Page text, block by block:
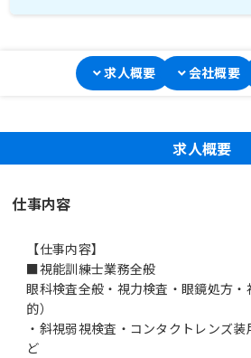
求人概要 会社概要
求人概要
仕事内容
【仕事内容】
■視能訓練士業務全般
眼科検査全般・視力検査・眼鏡処方
的）
・斜視弱視検査・コンタクトレンズ